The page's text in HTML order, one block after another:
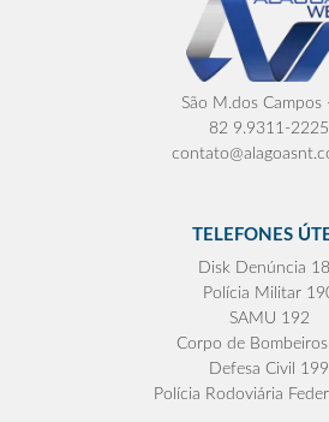
São M.dos Campos
82 9.9311-2225
TELEFONES
Disk Denúncia
Polícia Militar
SAMU 192
Corpo de
Defesa Civil 199
Polícia Rodoviária